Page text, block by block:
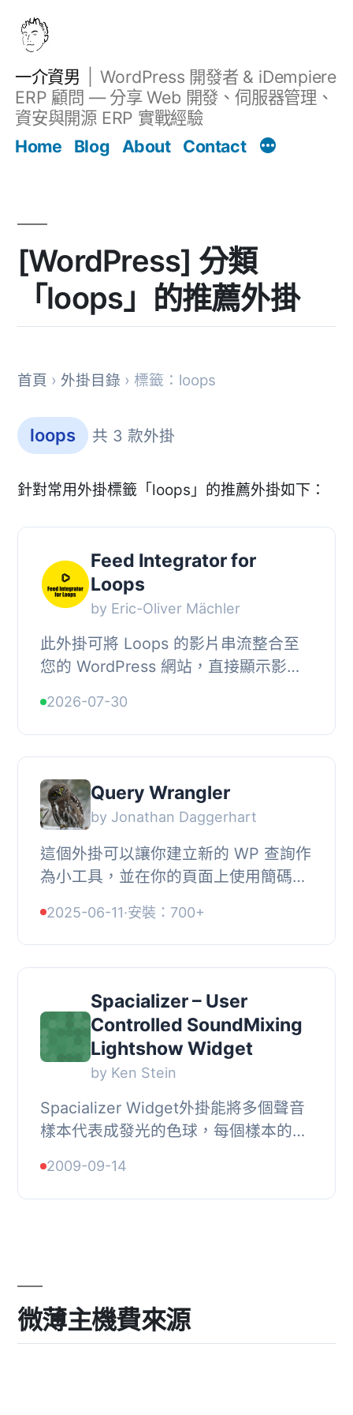
一介資男
WordPress 開發者 & iDempiere
ERP 顧問 — 分享 Web 開發、伺服器管理、
資安與開源 ERP 實戰經驗
Home
Blog About Contact
[WordPress] 分類
「loops」的推薦外掛
首頁 › 外掛目錄 › 標籤：loops
loops 共 3 款外掛
針對常用外掛標籤「loops」的推薦外掛如下：
Feed Integrator for
Loops
by Eric-Oliver Mächler
此外掛可將 Loops 的影片串流整合至
您的 WordPress 網站，直接顯示影片
您的影片檔案安全。, , 【主要功能】 ,
• 支援兩...
2026-07-30
Query Wrangler
by Jonathan Daggerhart
這個外掛可以讓你建立新的 WP 查詢作
為小工具，並在你的頁面上使用簡碼進
面的顯示方式。, Query Wrangler 的界
面是一種高...
2025-06-11·安裝：700+
Spacializer – User
Controlled SoundMixing
Lightshow Widget
by Ken Stein
Spacializer Widget外掛能將多個聲音
樣本代表成發光的色球，每個樣本的音
離而有所改變。此外掛的高度和寬度可
以透過WordP...
2009-09-14
微薄主機費來源
文章